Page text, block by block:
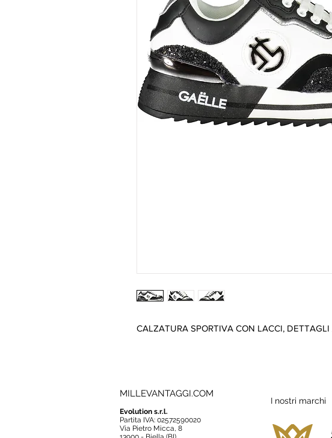
CALZATURA SPORTIVA CON LACCI,
MILLEVANTAGGI.COM
Evolution s.r.l.
Partita IVA: 02572590020
Via Pietro Micca, 8
I nostri marchi